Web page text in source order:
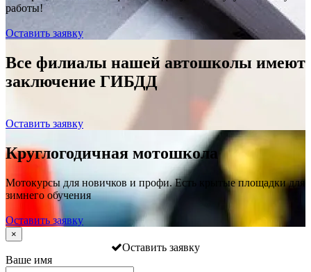
работы!
Оставить заявку
Все филиалы нашей автошколы имеют
заключение ГИБДД
Оставить заявку
Круглогодичная мотошкола
Мотокурсы для новичков и профи. Есть крытые площадки для
зимнего обучения
Оставить заявку
×
Оставить заявку
Ваше имя